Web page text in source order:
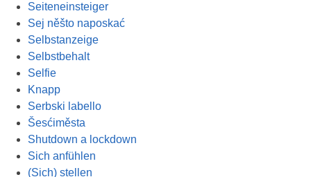
Seiteneinsteiger
Sej něšto naposkać
Selbstanzeige
Selbstbehalt
Selfie
Knapp
Serbski labello
Šesćiměsta
Shutdown a lockdown
Sich anfühlen
(Sich) stellen